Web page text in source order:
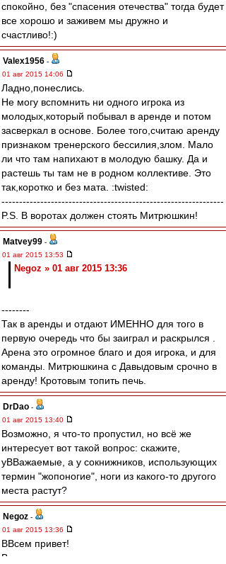
спокойно, без "спасения отечества" тогда будет
все хорошо и заживем мы дружно и
счастливо!:)
Valex1956 -
01 авг 2015 14:06
Ладно,понеслись.
Не могу вспомнить ни одного игрока из
молодых,который побывал в аренде и потом
засверкал в основе. Более того,считаю аренду
признаком тренерского бессилия,злом. Мало
ли что там напихают в молодую башку. Да и
растешь ты там не в родном коллективе. Это
так,коротко и без мата. :twisted:
---------------------------------------------------------------
P.S. В воротах должен стоять Митрюшкин!
Matvey99 -
01 авг 2015 13:53
Negoz » 01 авг 2015 13:36
--------
Так в аренды и отдают ИМЕННО для того в
первую очередь что бы заиграл и раскрылся .
Арена это огромное благо и доя игрока, и для
команды. Митрюшкина с Давыдовым срочно в
аренду! Кротовым топить печь.
DrDao -
01 авг 2015 13:40
Возможно, я что-то пропустил, но всё же
интересует вот такой вопрос: скажите,
уВВажаемые, а у сокнижников, использующих
термин "жопоногие", ноги из какого-то другого
места растут?
Negoz -
01 авг 2015 13:36
ВВсем привет!
Вау тем нет.